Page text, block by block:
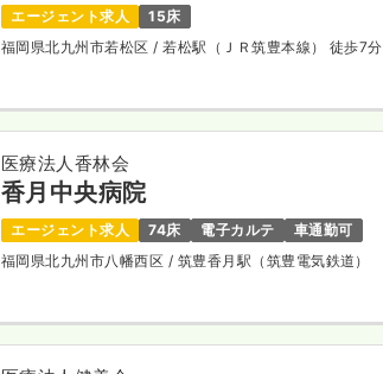
エージェント求人
15床
福岡県北九州市若松区/ 若松駅（ＪＲ筑豊本線） 徒歩7分
医療法人香林会
香月中央病院
エージェント求人 74床 電子カルテ
車通勤可
福岡県北九州市八幡西区 / 筑豊香月駅（筑豊電気鉄道）